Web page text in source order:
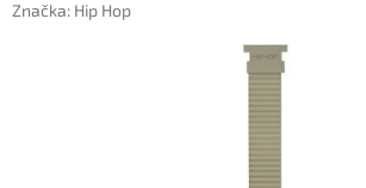
Značka: Hip Hop